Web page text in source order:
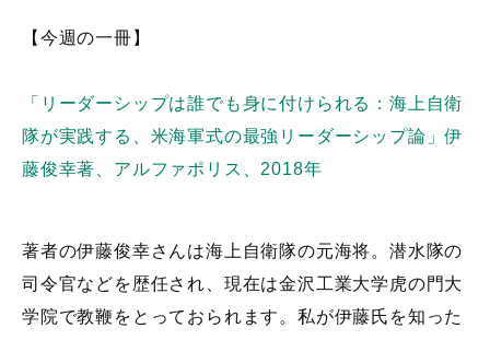
【今週の一冊】
「リーダーシップは誰でも身に付けられる：海上自衛
隊が実践する、米海軍式の最強リーダーシップ論」伊
藤俊幸著、アルファポリス、2018年
著者の伊藤俊幸さんは海上自衛隊の元海将。潜水隊の
司令官などを歴任され、現在は金沢工業大学虎の門大
学院で教鞭をとっておられます。私が伊藤氏を知った